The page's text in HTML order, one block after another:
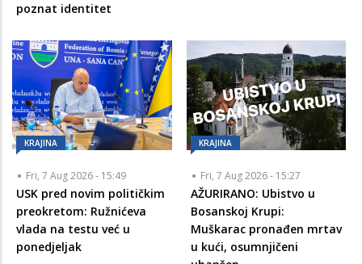
poznat identitet
KRAJINA
Fri, 7 Aug 2026 - 15:49
USK pred novim političkim
preokretom: Ružnićeva
vlada na testu već u
ponedjeljak
KRAJINA
Fri, 7 Aug 2026 - 15:27
AŽURIRANO: Ubistvo u
Bosanskoj Krupi:
Muškarac pronađen mrtav
u kući, osumnjičeni